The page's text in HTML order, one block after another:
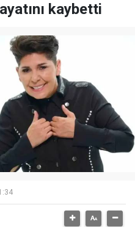
kaybetti